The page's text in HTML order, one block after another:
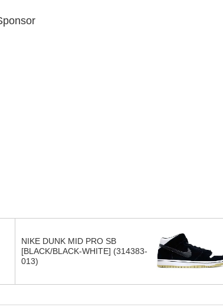
NIKE DUNK MID PRO SB
[BLACK/BLACK-WHITE] (314383-
013)